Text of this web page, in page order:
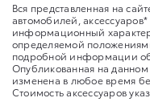
Вся представленная на
автомобилей,
информационный
определяемой
подробной информации
Опубликованная на
изменена в любое время
Стоимость аксессуаров